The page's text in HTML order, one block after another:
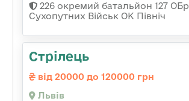
226 окремий батальйон 127 ОБр
Сухопутних Військ ОК Північ
Стрілець
від 20000 до 120000 грн
Львів